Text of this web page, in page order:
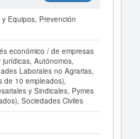
Equipos, Prevención
económico / de empresas
Autónomos,
Laborales no Agrarias,
de 10 empleados),
y Sindicales, Pymes
Sociedades Civiles